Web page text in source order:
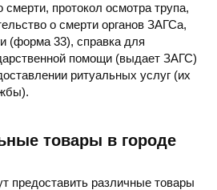
смерти, протокол осмотра трупа,
о смерти органов ЗАГСа,
(форма 33), справка для
помощи (выдает ЗАГС)
ритуальных услуг (их
товары в городе
предоставить различные товары